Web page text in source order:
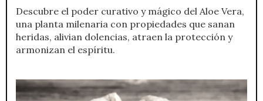
Descubre el poder curativo y mágico del Aloe Vera,
una planta milenaria con propiedades que sanan
heridas, alivian dolencias, atraen la protección y
armonizan el espíritu.